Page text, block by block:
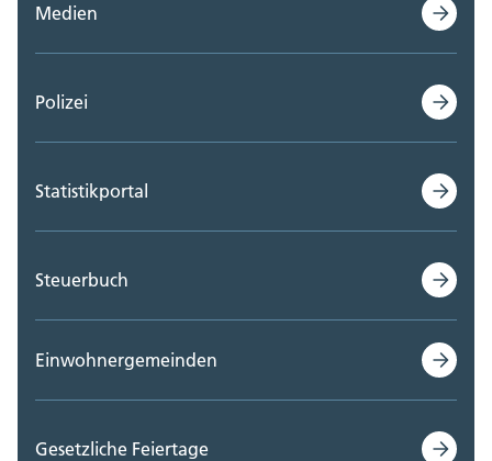
Medien
Polizei
Statistikportal
Steuerbuch
Einwohnergemeinden
Gesetzliche Feiertage